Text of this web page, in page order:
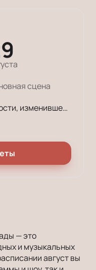
сцена
История о роковой случайности, изменившей жизнь, о любви, пронесенной через годы испытаний, и о прошлом, которое нельзя стереть, но можно переосмыслить.
— это
и музыкальных
август вы